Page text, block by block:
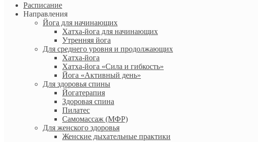
Укажите дату занятия
Ваш телефон (обязательно)
Расписание
Направления
Йога для начинающих
Хатха-йога для начинающих
Утренняя йога
Для среднего уровня и продолжающих
Хатха-йога
Хатха-йога «Сила и гибкость»
Йога «Активный день»
Для здоровья спины
Йогатерапия
Здоровая спина
Пилатес
Самомассаж (МФР)
Для женского здоровья
Женские дыхательные практики